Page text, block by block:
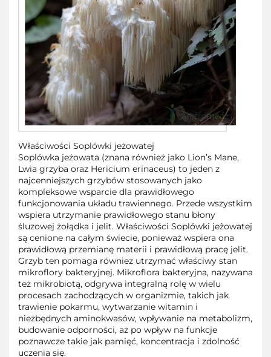
Właściwości Soplówki jeżowatej
Soplówka jeżowata (znana również jako Lion’s Mane,
Lwia grzyba oraz Hericium erinaceus) to jeden z
najcenniejszych grzybów stosowanych jako
kompleksowe wsparcie dla prawidłowego
funkcjonowania układu trawiennego. Przede wszystkim
wspiera utrzymanie prawidłowego stanu błony
śluzowej żołądka i jelit. Właściwości Soplówki jeżowatej
są cenione na całym świecie, ponieważ wspiera ona
prawidłową przemianę materii i prawidłową pracę jelit.
Grzyb ten pomaga również utrzymać właściwy stan
mikroflory bakteryjnej. Mikroflora bakteryjna, nazywana
też mikrobiotą, odgrywa integralną rolę w wielu
procesach zachodzących w organizmie, takich jak
trawienie pokarmu, wytwarzanie witamin i
niezbędnych aminokwasów, wpływanie na metabolizm,
budowanie odporności, aż po wpływ na funkcje
poznawcze takie jak pamięć, koncentracja i zdolność
uczenia się.